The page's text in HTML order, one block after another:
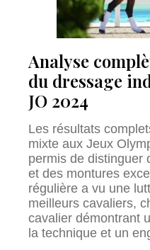
Analyse
du dressage
JO 2024
Les résultats
mixte aux Jeux
permis de distinguer
et des montures
régulière a vu une
meilleurs cavaliers,
cavalier démontrant
la technique et un